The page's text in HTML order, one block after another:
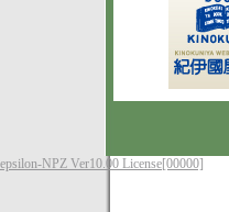
epsilon-NPZ Ver10.00 License[00000]